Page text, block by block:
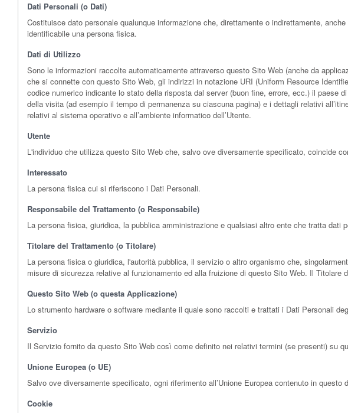
Dati Personali (o Dati)
Costituisce dato personale qualunque informazione che, direttamente o indirettamente,
identificabile una persona fisica.
Dati di Utilizzo
Sono le informazioni raccolte automaticamente attraverso questo Sito Web (anche da
che si connette con questo Sito Web, gli indirizzi in notazione URI (Uniform Resource
codice numerico indicante lo stato della risposta dal server (buon fine, errore, ecc.) il
della visita (ad esempio il tempo di permanenza su ciascuna pagina) e i dettagli relativi
relativi al sistema operativo e all’ambiente informatico dell’Utente.
Utente
L'individuo che utilizza questo Sito Web che, salvo ove diversamente specificato, coincide
Interessato
La persona fisica cui si riferiscono i Dati Personali.
Responsabile del Trattamento (o Responsabile)
La persona fisica, giuridica, la pubblica amministrazione e qualsiasi altro ente che tratta
Titolare del Trattamento (o Titolare)
La persona fisica o giuridica, l'autorità pubblica, il servizio o altro organismo che,
misure di sicurezza relative al funzionamento ed alla fruizione di questo Sito Web. Il
Questo Sito Web (o questa Applicazione)
Lo strumento hardware o software mediante il quale sono raccolti e trattati i Dati Personali
Servizio
Il Servizio fornito da questo Sito Web così come definito nei relativi termini (se presenti) su
Unione Europea (o UE)
Salvo ove diversamente specificato, ogni riferimento all’Unione Europea contenuto in
Cookie